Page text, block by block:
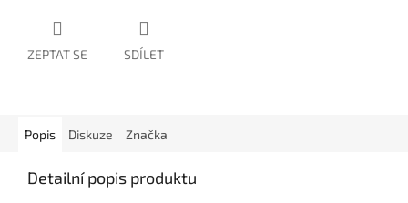
ZEPTAT SE SDÍLET
Popis Diskuze Značka
Detailní popis produktu